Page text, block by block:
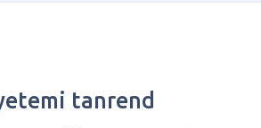
tanrend